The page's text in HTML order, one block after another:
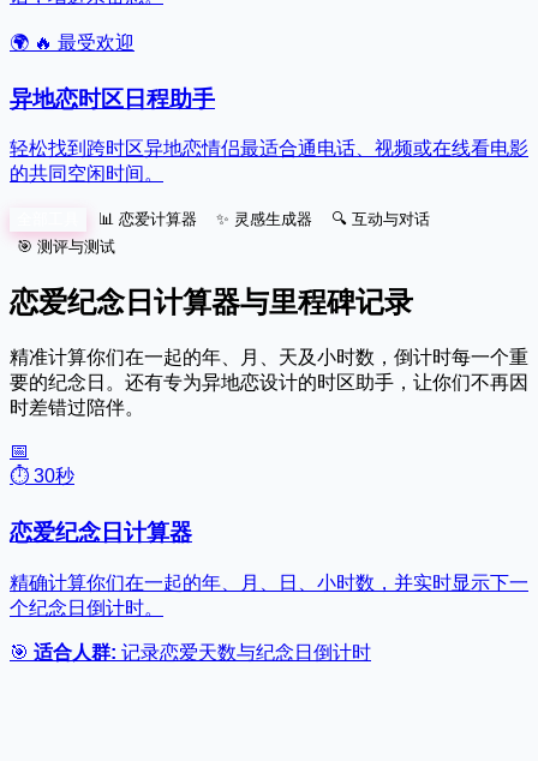
🌍 🔥 最受欢迎
异地恋时区日程助手
轻松找到跨时区异地恋情侣最适合通电话、视频或在线看电影
的共同空闲时间。
📊 恋爱计算器 ✨ 灵感生成器
🔍 互动与对话
🎯 测评与测试
恋爱纪念日计算器与里程碑记录
精准计算你们在一起的年、月、天及小时数，倒计时每一个重
要的纪念日。还有专为异地恋设计的时区助手，让你们不再因
时差错过陪伴。
📅
⏱️ 30秒
恋爱纪念日计算器
精确计算你们在一起的年、月、日、小时数，并实时显示下一
个纪念日倒计时。
🎯 适合人群: 记录恋爱天数与纪念日倒计时